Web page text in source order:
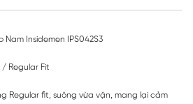
Nam Insidemen IPS042S3
Regular Fit
Regular fit, suông vừa vặn, mang lại cảm